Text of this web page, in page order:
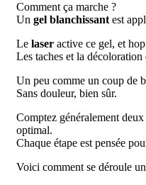
Comment ça marche ?
Un gel blanchissantest
Le laser active ce gel, et
Les taches et la
Un peu comme un coup de
Sans douleur, bien sûr.
Comptez généralement
optimal.
Chaque étape est pensée
Voici comment se déroule